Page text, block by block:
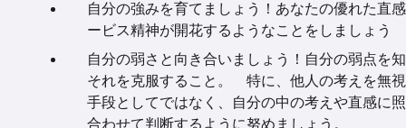
自分の強みを育てましょう！あなたの優れた直
ービス精神が開花するようなことをしましょう
自分の弱さと向き合いましょう！自分の弱点を
それを克服すること。 特に、他人の考えを無
手段としてではなく、自分の中の考えや直感に
合わせて判断するように努めましょう。